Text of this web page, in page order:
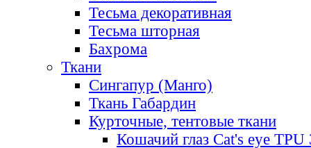
Тесьма декоративная
Тесьма шторная
Бахрома
Ткани
Сингапур (Манго)
Ткань Габардин
Курточные, тентовые ткани
Кошачий глаз Cat's eye TPU